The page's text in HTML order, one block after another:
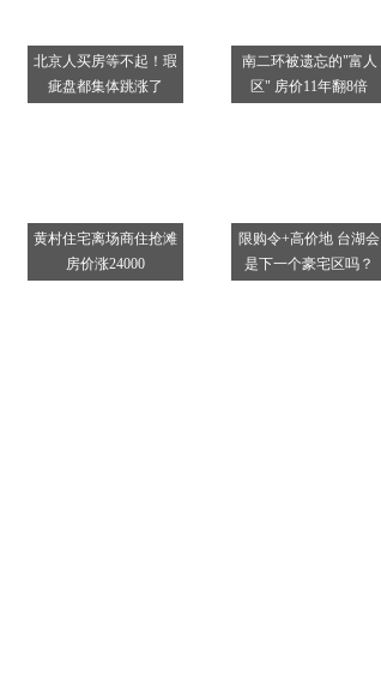
北京人买房等不起！瑕
疵盘都集体跳涨了
南二环被遗忘的"富人
区" 房价11年翻8倍
黄村住宅离场商住抢滩
房价涨24000
限购令+高价地 台湖会
是下一个豪宅区吗？